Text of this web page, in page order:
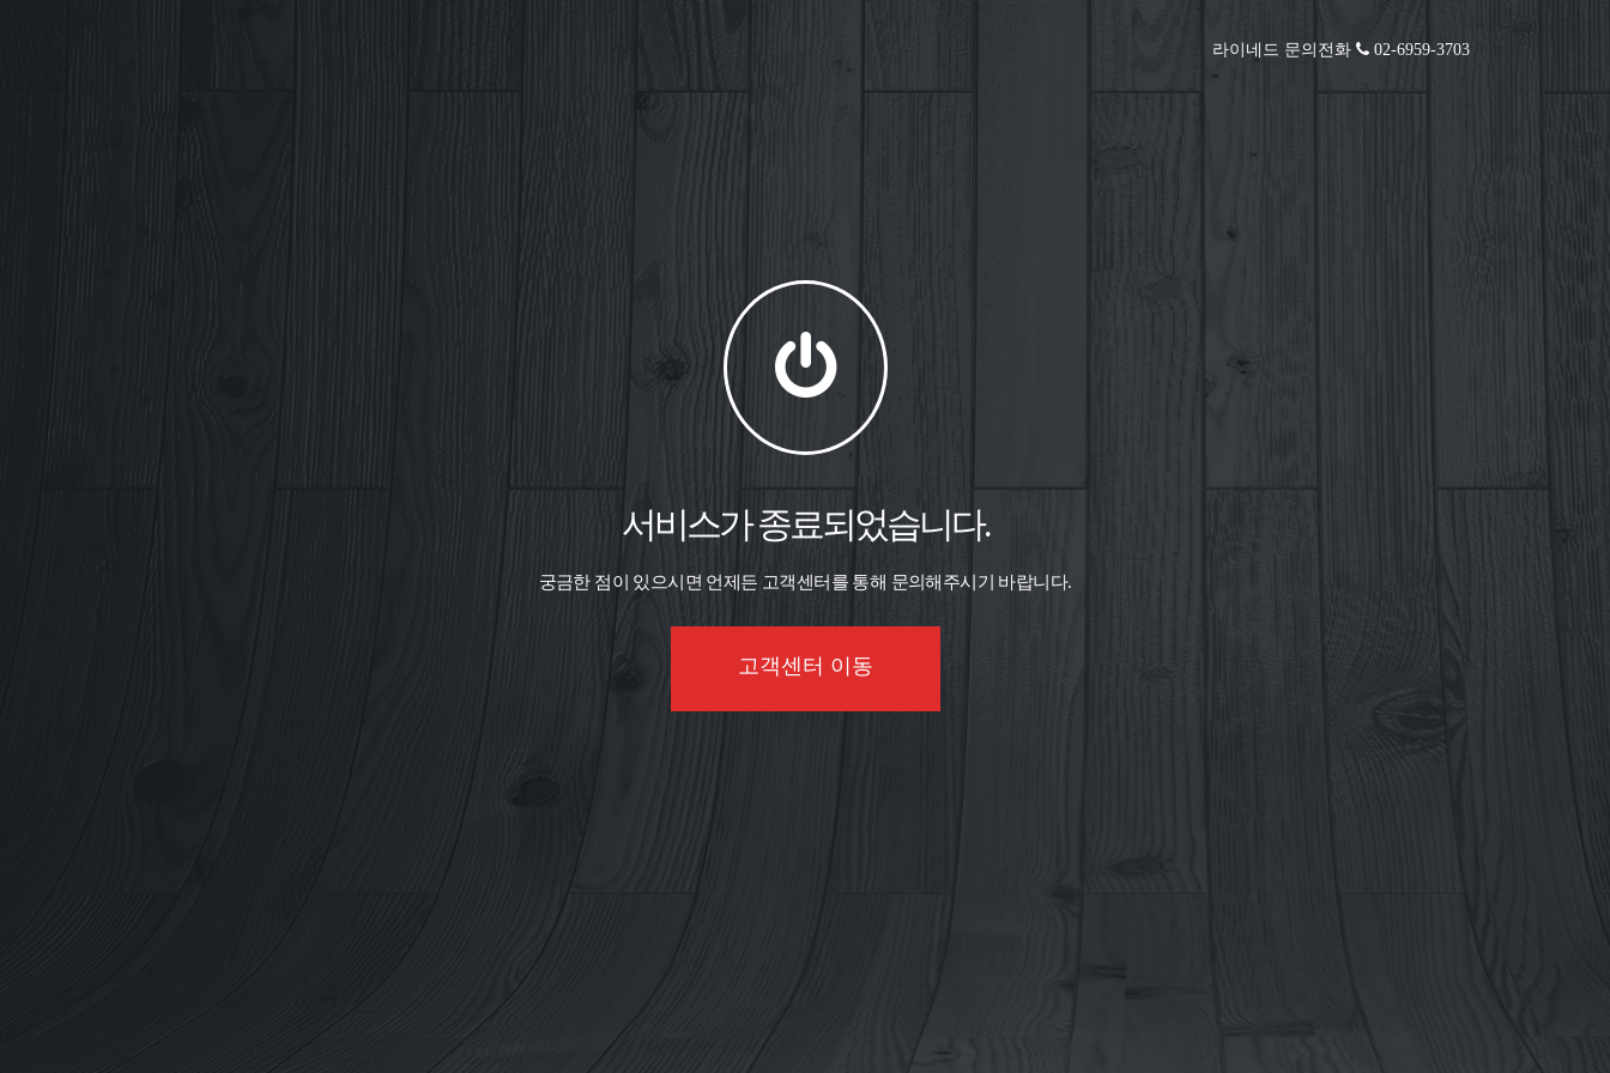
라이네드 문의전화 02-6959-3703
서비스가 종료되었습니다.
궁금한 점이 있으시면 언제든 고객센터를 통해 문의해주시기 바랍니다.
고객센터 이동